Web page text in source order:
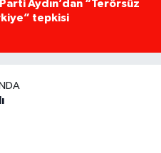
Parti Aydın’dan “Terörsüz
tepkisi